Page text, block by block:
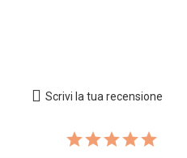
Scrivi la tua recensione